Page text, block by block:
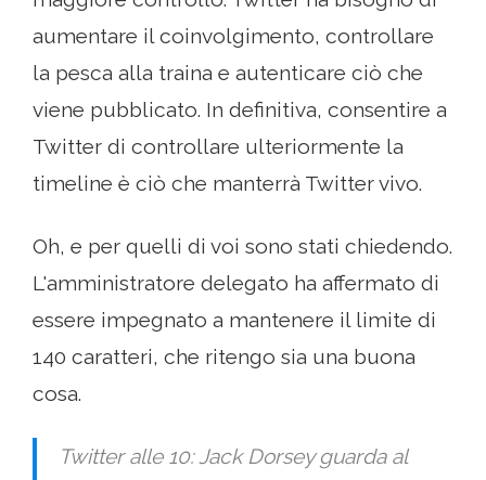
aumentare il coinvolgimento, controllare
la pesca alla traina e autenticare ciò che
viene pubblicato. In definitiva, consentire a
Twitter di controllare ulteriormente la
timeline è ciò che manterrà Twitter vivo.
Oh, e per quelli di voi sono stati chiedendo.
L'amministratore delegato ha affermato di
essere impegnato a mantenere il limite di
140 caratteri, che ritengo sia una buona
cosa.
Twitter alle 10: Jack Dorsey guarda al